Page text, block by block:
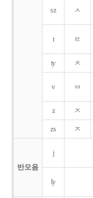
sz ㅅ
t ㅌ
ty ㅊ
v ㅂ
z ㅈ
zs ㅈ
반모음
j
ly